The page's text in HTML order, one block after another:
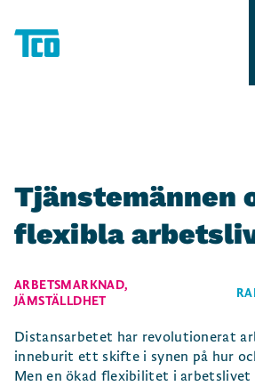
Tjänstemännen
flexibla
ARBETSMARKNAD,
JÄMSTÄLLDHET
Distansarbetet har revolutionerat
inneburit ett skifte i synen på hur
Men en ökad flexibilitet i arbetslivet